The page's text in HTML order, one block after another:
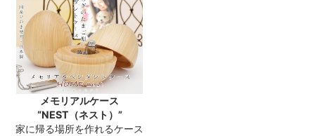
メモリアルケース
“NEST（ネスト）”
家に帰る場所を作れるケース